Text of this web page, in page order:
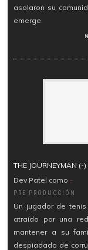
asolaron su
emerge.
THE JOURNEYMAN (-)
Dev Patel como -
PRE-PRODUCCIÓN
Un jugador de
atraído por una
mantener a su
despiadado de